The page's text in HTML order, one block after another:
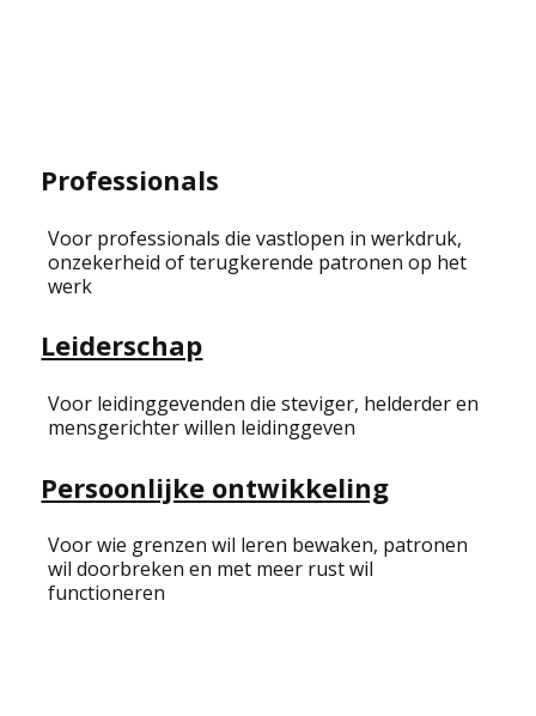
Onze
oprichter
coach met ruim 18 jaar ervaring binnen de
gemeentelijke overheid en het ministerie. Vanuit
die ervaring weet ik hoe complex organisaties
kunnen zijn: waar doelen, mensen en belangen
elkaar soms in de weg zitten. Managers zoeken
vaak de balans tussen resultaat en relatie, terwijl
Professionals
Voor professionals die vastlopen in werkdruk,
onzekerheid of terugkerende patronen op het
werk
Leiderschap
Voor leidinggevenden die steviger, helderder en
mensgerichter willen leidinggeven
Persoonlijke ontwikkeling
Voor wie grenzen wil leren bewaken, patronen
wil doorbreken en met meer rust wil
functioneren